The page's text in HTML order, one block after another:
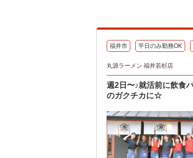
福井市 平日のみ勤務OK
丸源ラーメン 福井若杉店
週2日〜♪就活前に飲食
のガクチカに☆